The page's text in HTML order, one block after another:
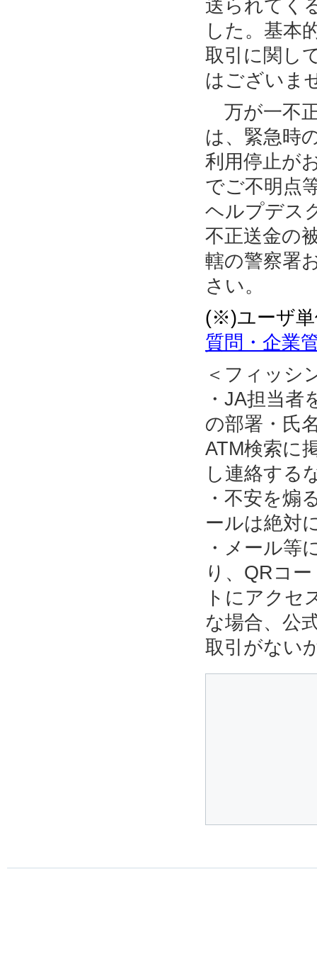
送られてく
した。基本
取引に関し
はございま
万が一不
は、緊急時
利用停止が
でご不明点
ヘルプデス
不正送金の
轄の警察署
さい。
(※)ユーザ単
質問・企業
＜フィッシ
・JA担当
の部署・氏
ATM検索に
し連絡する
・不安を煽
ールは絶対
・メール等
り、QRコ
トにアクセ
な場合、公
取引がない